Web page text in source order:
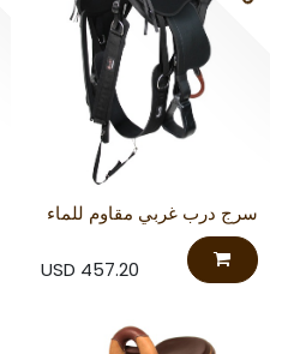
سرج درب غربي مقاوم للماء
USD 457.20